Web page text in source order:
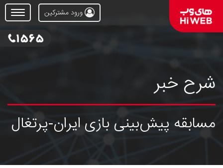
Open
Menu
ورود مشترکین
شرح خبر
مسابقه پیش‌بینی بازی ایران-پرتغال